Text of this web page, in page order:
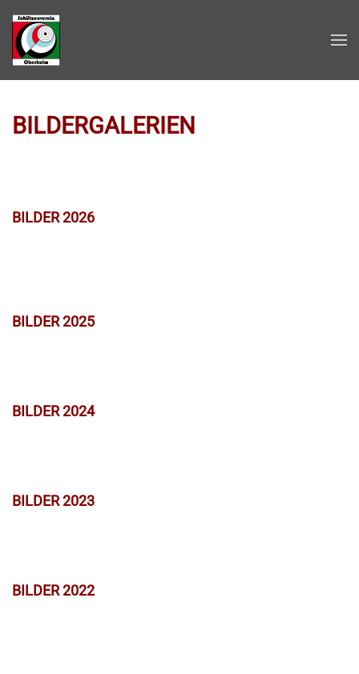
Zum Hauptinhalt springen
BILDERGALERIEN
BILDER 2026
BILDER 2025
BILDER 2024
BILDER 2023
BILDER 2022